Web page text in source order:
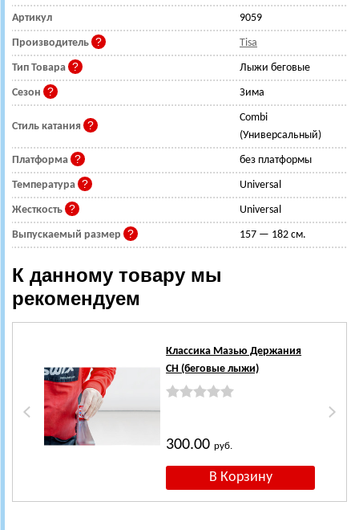
Артикул 9059
Производитель Tisa
Тип Товара Лыжи беговые
Сезон Зима
Стиль катания
Combi
(Универсальный)
Платформа без платформы
Температура Universal
Жесткость Universal
Выпускаемый размер 157 — 182 см.
К данному товару мы
рекомендуем
Классика Мазью Держания
CH (беговые лыжи)
300.00руб.